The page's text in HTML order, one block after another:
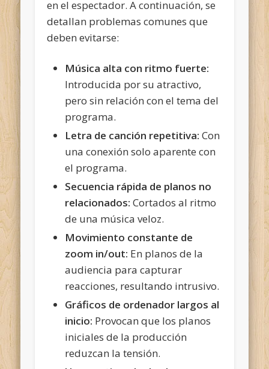
en el espectador. A continuación, se
detallan problemas comunes que
deben evitarse:
Música alta con ritmo fuerte:
Introducida por su atractivo,
pero sin relación con el tema del
programa.
Letra de canción repetitiva: Con
una conexión solo aparente con
el programa.
Secuencia rápida de planos no
relacionados: Cortados al ritmo
de una música veloz.
Movimiento constante de
zoom in/out: En planos de la
audiencia para capturar
reacciones, resultando intrusivo.
Gráficos de ordenador largos al
inicio: Provocan que los planos
iniciales de la producción
reduzcan la tensión.